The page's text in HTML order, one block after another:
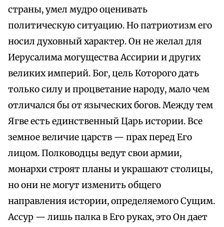
страны, умел мудро оценивать
политическую ситуацию. Но патриотизм его
носил духовный характер. Он не желал для
Иерусалима могущества Ассирии и других
великих империй. Бог, цель Которого дать
только силу и процветание народу, мало чем
отличался бы от языческих богов. Между тем
Ягве есть единственный Царь истории. Все
земное величие царств — прах перед Его
лицом. Полководцы ведут свои армии,
монархи строят планы и украшают столицы,
но они не могут изменить общего
направления истории, определяемого Сущим.
Ассур — лишь палка в Его руках, это Он дает